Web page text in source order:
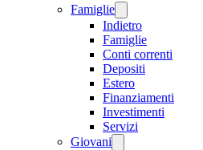
Famiglie
Indietro
Famiglie
Conti correnti
Depositi
Estero
Finanziamenti
Investimenti
Servizi
Giovani